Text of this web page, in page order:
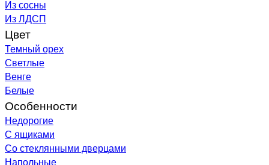
Из сосны
Из ЛДСП
Цвет
Темный орех
Светлые
Венге
Белые
Особенности
Недорогие
С ящиками
Со стеклянными дверцами
Напольные